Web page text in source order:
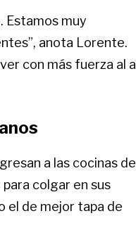
Estamos muy
anota Lorente.
con más fuerza al
a las cocinas de
colgar en sus
el de mejor tapa de